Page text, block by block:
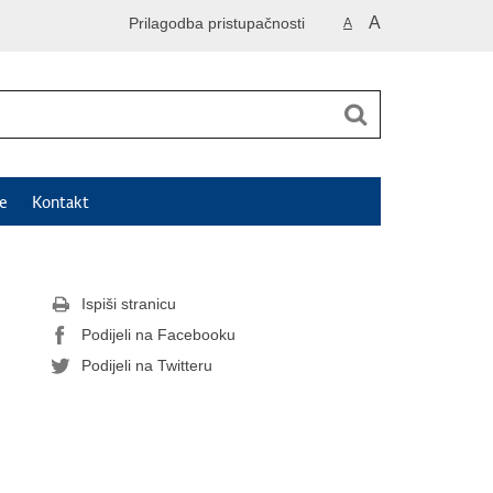
A A
Prilagodba pristupačnosti
Kontakt
Ispiši stranicu
Podijeli na Facebooku
Podijeli na Twitteru